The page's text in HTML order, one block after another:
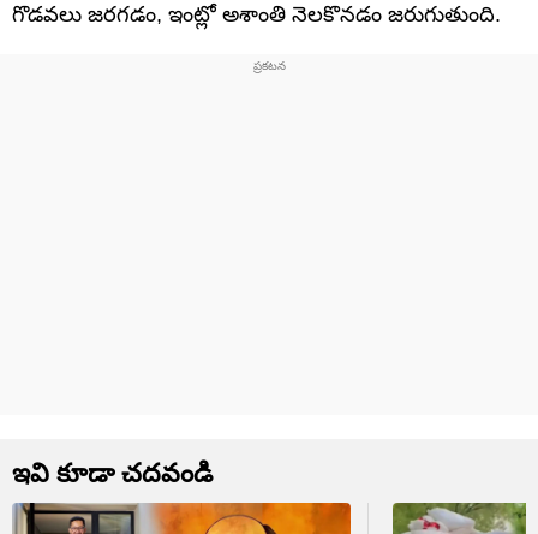
గొడవలు జరగడం, ఇంట్లో అశాంతి నెలకొనడం జరుగుతుంది.
ఇవి కూడా చదవండి